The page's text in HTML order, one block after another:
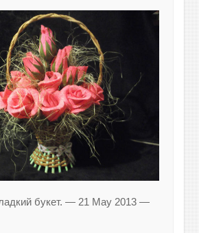
букет. — 21 May 2013 —